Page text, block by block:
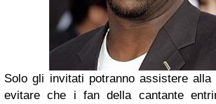
Solo gli invitati potranno assistere
evitare che i fan della cantante